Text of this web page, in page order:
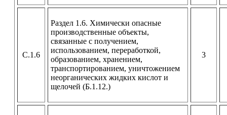
С.1.6
Раздел 1.6. Химически опасные
производственные объекты,
связанные с получением,
использованием, переработкой,
образованием, хранением,
транспортированием, уничтожением
неорганических жидких кислот и
щелочей (Б.1.12.)
3